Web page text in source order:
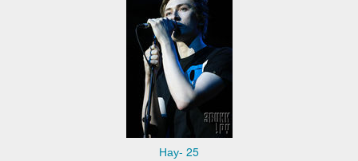
Нау- 25